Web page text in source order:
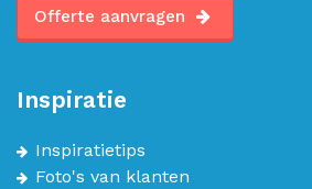
Offerte aanvragen
Inspiratie
Inspiratietips
Foto's van klanten